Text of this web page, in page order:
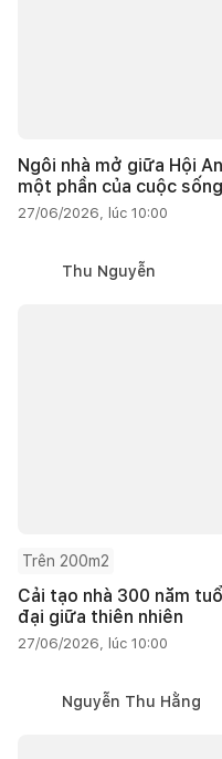
Ngôi nhà mở giữa Hội
một phần của cuộc sống
27/06/2026, lúc 10:00
Thu Nguyễn
Trên 200m2
Cải tạo nhà 300 năm
đại giữa thiên nhiên
27/06/2026, lúc 10:00
Nguyễn Thu Hằng